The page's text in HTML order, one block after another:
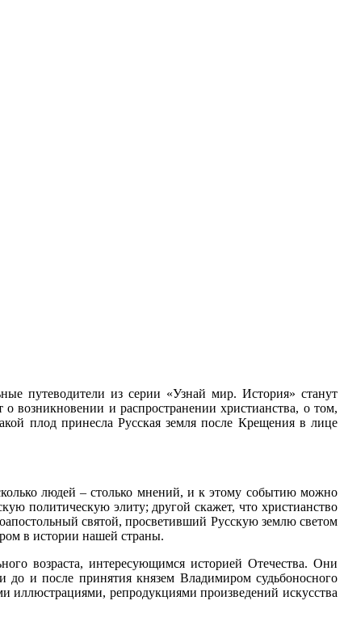
путеводители из серии «Узнай мир. История» станут
возникновении и распространении христианства, о том,
плод принесла Русская земля после Крещения в лице
людей – столько мнений, и к этому событию можно
политическую элиту; другой скажет, что христианство
святой, просветивший Русскую землю светом
в истории нашей страны.
возраста, интересующимся историей Отечества. Они
и после принятия князем Владимиром судьбоносного
иллюстрациями, репродукциями произведений искусства